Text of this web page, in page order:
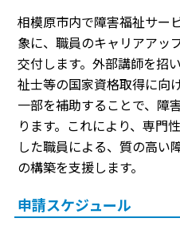
相模原市内で障害福祉サー
象に、職員のキャリアアッ
交付します。外部講師を招
祉士等の国家資格取得に向
一部を補助することで、障
ります。これにより、専門
した職員による、質の高い
の構築を支援します。
申請スケジュール